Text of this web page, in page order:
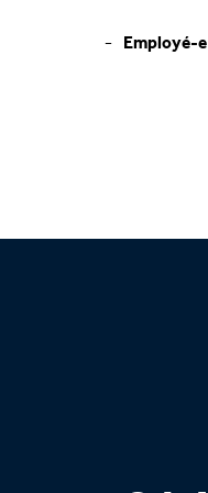
Employé-